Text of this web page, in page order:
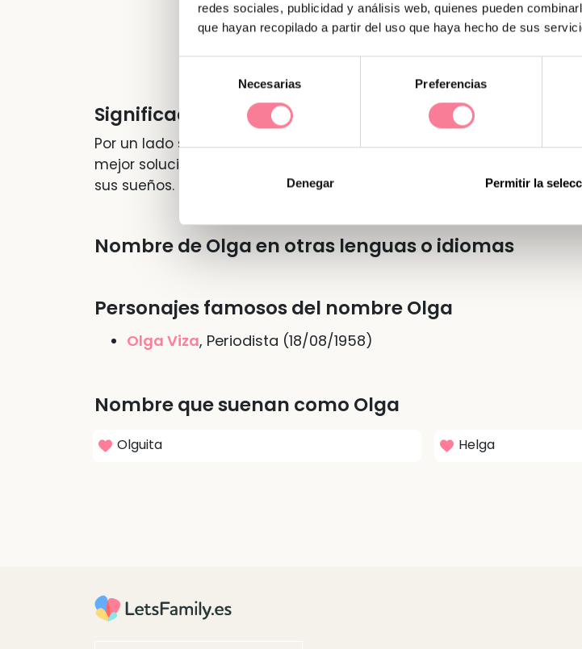
redes sociales, publicidad y análisis web, quienes pueden
que hayan recopilado a partir del uso que haya hecho de sus
consentimiento
Necesarias Preferencias
Denegar Permitir la
Significado de "Olga"
Por un lado son reflexivas. Necesitan estar a solas para analizar las
mejor solución. Por otro lado son personas que se lanzan sin
sus sueños. Inteligentes, optimistas, idealistas y creativas.
Nombre de Olga en otras lenguas o idiomas
Personajes famosos del nombre Olga
Olga Viza, Periodista (18/08/1958)
Nombre que suenan como Olga
Olguita Helga